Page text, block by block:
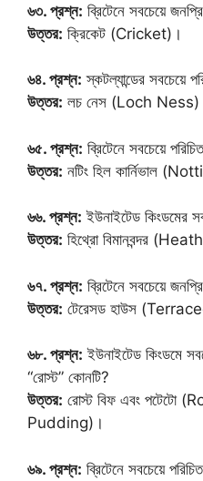
৬৩. প্রশ্ন: ব্রিটেনে সবচেয়ে
উত্তর: ক্রিকেট (Cricket)।
৬৪. প্রশ্ন: স্কটল্যান্ডের সবচেয়ে
উত্তর: লচ নেস (Loch
৬৫. প্রশ্ন: ব্রিটেনে সবচেয়ে
উত্তর: নটিং হিল কার্নিভাল
৬৬. প্রশ্ন: ইউনাইটেড কিংডমের
উত্তর: হিথ্রো বিমানবন্দর
৬৭. প্রশ্ন: ব্রিটেনে সবচেয়ে
উত্তর: টেরেসড হাউস
৬৮. প্রশ্ন: ইউনাইটেড কিংডমে
“রোস্ট” কোনটি?
উত্তর: রোস্ট বিফ এবং
Pudding)।
৬৯. প্রশ্ন: ব্রিটেনে সবচেয়ে